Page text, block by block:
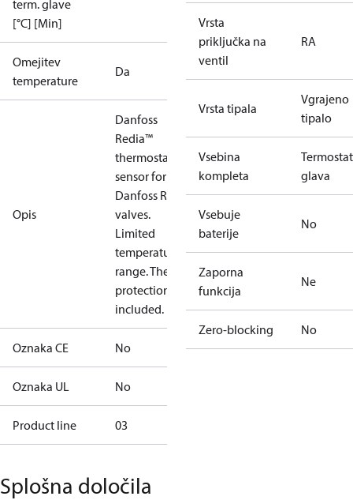
term. glave
[°C] [Min]
Omejitev
temperature
Da
Opis
Danfoss
Redia™
thermostatic
sensor for for
Danfoss RA
valves.
Limited
temperature
range. Theft
protection
included.
Oznaka CE No
Oznaka UL No
Product line 03
Vrsta
priključka na
ventil
RA
Vrsta tipala
Vgrajeno
tipalo
Vsebina
kompleta
glava
Vsebuje
baterije
No
Zaporna
funkcija
Ne
Zero-blocking No
Splošna določila